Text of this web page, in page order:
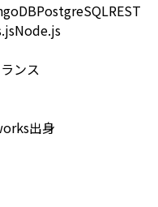
PostgreSQLREST
Node.js
ンス
出身